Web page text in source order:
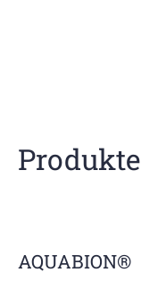
Produkte
AQUABION®